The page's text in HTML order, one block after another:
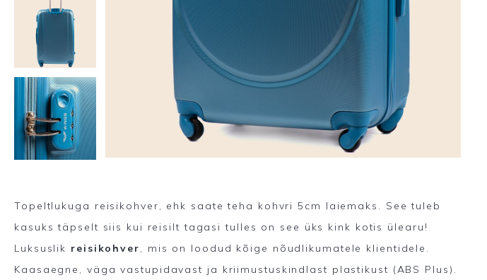
Topeltlukuga reisikohver, ehk saate teha kohvri 5cm laiemaks. See tuleb
kasuks täpselt siis kui reisilt tagasi tulles on see üks kink kotis ülearu!
Luksuslik reisikohver
, mis on loodud kõige nõudlikumatele klientidele.
Kaasaegne, väga vastupidavast ja kriimustuskindlast plastikust (ABS Plus).